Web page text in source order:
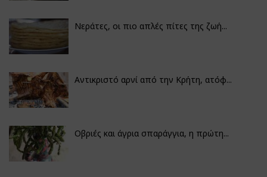
Νεράτες, οι πιο απλές πίτες της ζωή...
Αντικριστό αρνί από την Κρήτη, ατόφ...
Οβριές και άγρια σπαράγγια, η πρώτη...